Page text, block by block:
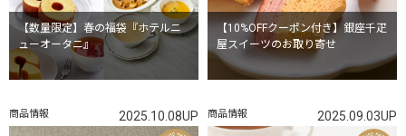
【数量限定】春の福袋『ホテルニ
ューオータニ』
【10%OFFクーポン付き】銀座千疋
屋スイーツのお取り寄せ
商品情報 2025.10.08UP 商品情報 2025.09.03UP